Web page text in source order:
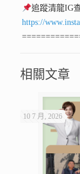
追蹤清龍IG
https://
相關文章
10 7 月, 2026